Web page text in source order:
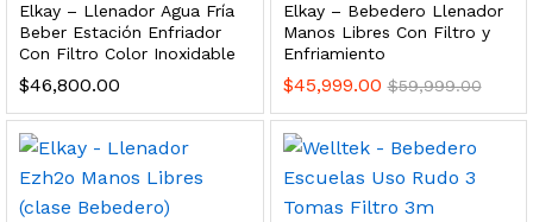
Elkay – Llenador Agua Fría
Beber Estación Enfriador
Con Filtro Color Inoxidable
$46,800.00
Elkay – Bebedero Llenador
Manos Libres Con Filtro y
Enfriamiento
$45,999.00 $59,999.00
al carrito
Esterilizador UV 25 Watts 4 Pines
999.00